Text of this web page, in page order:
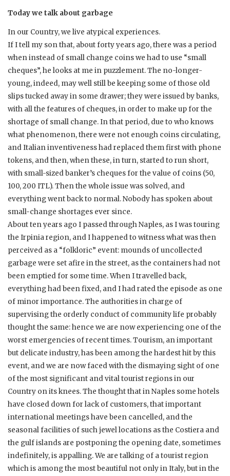
Today we talk about garbage
In our Country, we live atypical experiences.
If I tell my son that, about forty years ago, there was a period
when instead of small change coins we had to use “small
cheques”, he looks at me in puzzlement. The no-longer-
young, indeed, may well still be keeping some of those old
slips tucked away in some drawer; they were issued by banks,
with all the features of cheques, in order to make up for the
shortage of small change. In that period, due to who knows
what phenomenon, there were not enough coins circulating,
and Italian inventiveness had replaced them first with phone
tokens, and then, when these, in turn, started to run short,
with small-sized banker’s cheques for the value of coins (50,
100, 200 ITL). Then the whole issue was solved, and
everything went back to normal. Nobody has spoken about
small-change shortages ever since.
About ten years ago I passed through Naples, as I was touring
the Irpinia region, and I happened to witness what was then
perceived as a “folkloric” event: mounds of uncollected
garbage were set afire in the street, as the containers had not
been emptied for some time. When I travelled back,
everything had been fixed, and I had rated the episode as one
of minor importance. The authorities in charge of
supervising the orderly conduct of community life probably
thought the same: hence we are now experiencing one of the
worst emergencies of recent times. Tourism, an important
but delicate industry, has been among the hardest hit by this
event, and we are now faced with the dismaying sight of one
of the most significant and vital tourist regions in our
Country on its knees. The thought that in Naples some hotels
have closed down for lack of customers, that important
international meetings have been cancelled, and the
seasonal facilities of such jewel locations as the Costiera and
the gulf islands are postponing the opening date, sometimes
indefinitely, is appalling. We are talking of a tourist region
which is among the most beautiful not only in Italy, but in the